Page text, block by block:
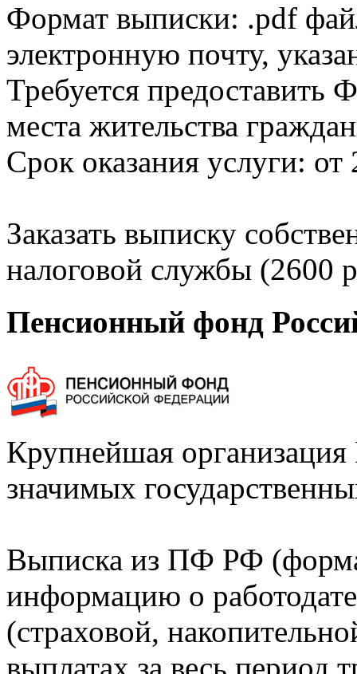
Формат выписки: .pdf
электронную почту,
Требуется
места жительства
Срок оказания услуги: от
Заказать выписку
налоговой службы (2600
Пенсионный фонд
Крупнейшая
значимых
Выписка из ПФ РФ
информацию о
(страховой,
выплатах за весь период